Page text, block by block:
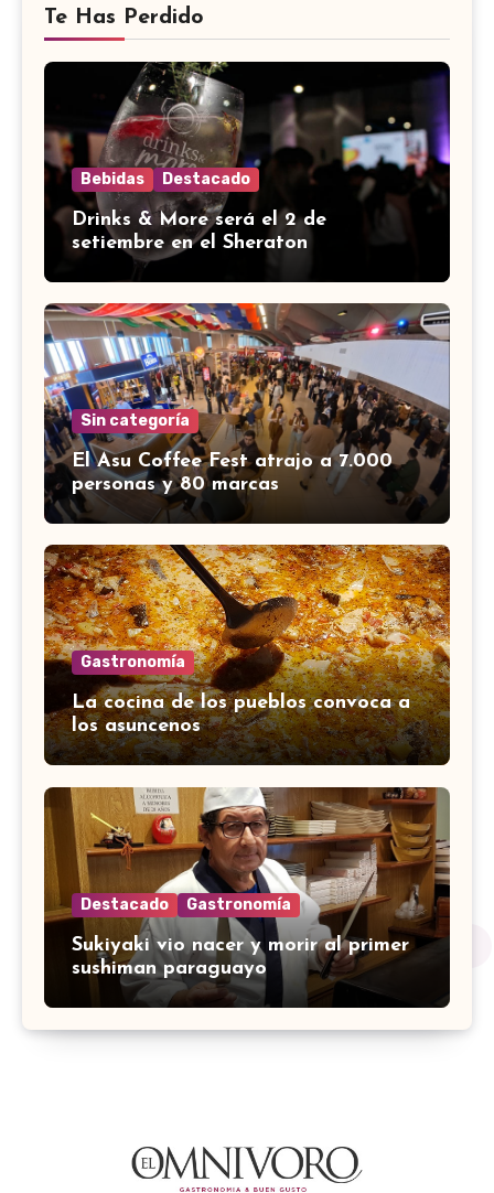
Te Has Perdido
Bebidas Destacado
Drinks & More será el 2 de
setiembre en el Sheraton
Sin categoría
El Asu Coffee Fest atrajo a 7.000
personas y 80 marcas
Gastronomía
La cocina de los pueblos convoca a
los asuncenos
Destacado Gastronomía
Sukiyaki vio nacer y morir al primer
sushiman paraguayo